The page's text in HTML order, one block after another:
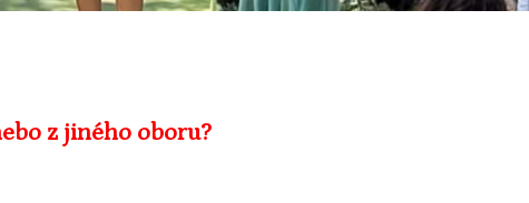
z jiného oboru?